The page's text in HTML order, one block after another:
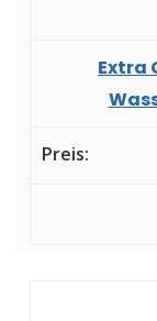
Extra